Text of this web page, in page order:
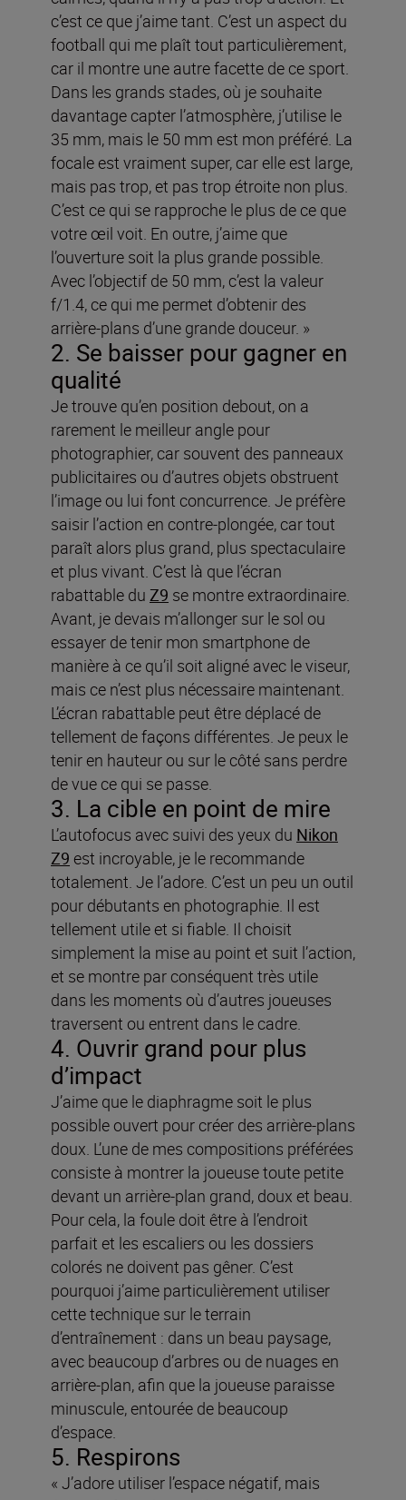
c’est ce que j’aime tant. C’est un aspect du
football qui me plaît tout particulièrement,
car il montre une autre facette de ce sport.
Dans les grands stades, où je souhaite
davantage capter l’atmosphère, j’utilise le
35 mm, mais le 50 mm est mon préféré. La
focale est vraiment super, car elle est large,
mais pas trop, et pas trop étroite non plus.
C’est ce qui se rapproche le plus de ce que
votre œil voit. En outre, j’aime que
l’ouverture soit la plus grande possible.
Avec l’objectif de 50 mm, c’est la valeur
f/1.4, ce qui me permet d’obtenir des
arrière-plans d’une grande douceur. »
2. Se baisser pour gagner en
qualité
Je trouve qu’en position debout, on a
rarement le meilleur angle pour
photographier, car souvent des panneaux
publicitaires ou d’autres objets obstruent
l’image ou lui font concurrence. Je préfère
saisir l’action en contre-plongée, car tout
paraît alors plus grand, plus spectaculaire
et plus vivant. C’est là que l’écran
rabattable du Z9 se montre extraordinaire.
Avant, je devais m’allonger sur le sol ou
essayer de tenir mon smartphone de
manière à ce qu’il soit aligné avec le viseur,
mais ce n’est plus nécessaire maintenant.
L’écran rabattable peut être déplacé de
tellement de façons différentes. Je peux le
tenir en hauteur ou sur le côté sans perdre
de vue ce qui se passe.
3. La cible en point de mire
L’autofocus avec suivi des yeux du Nikon
Z9 est incroyable, je le recommande
totalement. Je l’adore. C’est un peu un outil
pour débutants en photographie. Il est
tellement utile et si fiable. Il choisit
simplement la mise au point et suit l’action,
et se montre par conséquent très utile
dans les moments où d’autres joueuses
traversent ou entrent dans le cadre.
4. Ouvrir grand pour plus
d’impact
J’aime que le diaphragme soit le plus
possible ouvert pour créer des arrière-plans
doux. L’une de mes compositions préférées
consiste à montrer la joueuse toute petite
devant un arrière-plan grand, doux et beau.
Pour cela, la foule doit être à l’endroit
parfait et les escaliers ou les dossiers
colorés ne doivent pas gêner. C’est
pourquoi j’aime particulièrement utiliser
cette technique sur le terrain
d’entraînement : dans un beau paysage,
avec beaucoup d’arbres ou de nuages en
arrière-plan, afin que la joueuse paraisse
minuscule, entourée de beaucoup
d’espace.
5. Respirons
« J’adore utiliser l’espace négatif, mais